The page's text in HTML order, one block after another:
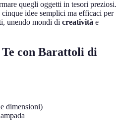
quegli oggetti in tesori preziosi.
idee semplici ma efficaci per
unendo mondi di creatività e
con Barattoli di
dimensioni)